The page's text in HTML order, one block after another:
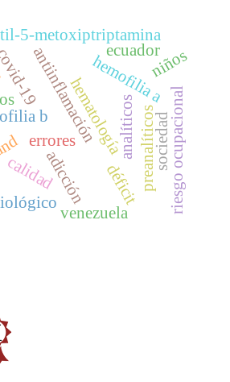
adicción
antiinflamación
hematología
errores
b
hemofilia a
19
calidad
5-metoxiptriptamina
riesgo ocupacional
venezuela
analíticospreanalíticossociedad
déficit
ecuadorniños